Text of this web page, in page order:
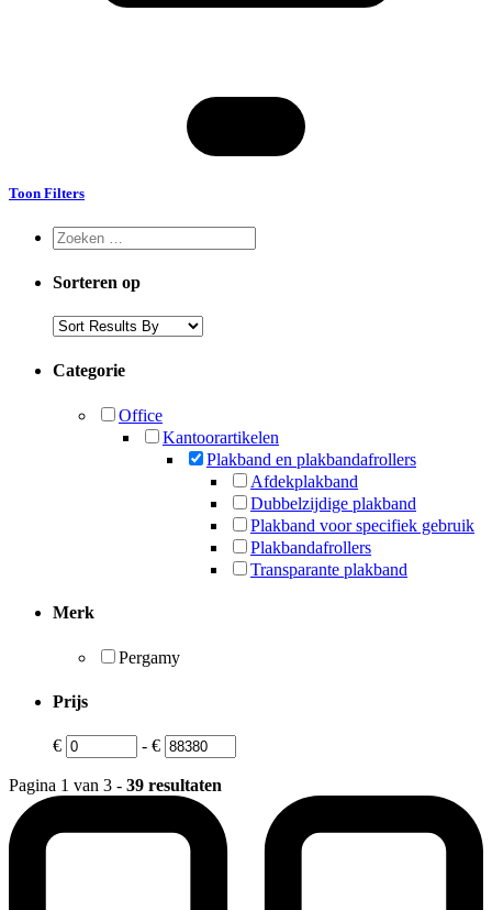
Toon Filters
Sorteren op
Categorie
Office
Kantoorartikelen
Plakband en plakbandafrollers
Afdekplakband
Dubbelzijdige plakband
Plakband voor specifiek gebruik
Plakbandafrollers
Transparante plakband
Merk
Pergamy
Prijs
€ - €
Pagina 1 van 3 - 39 resultaten